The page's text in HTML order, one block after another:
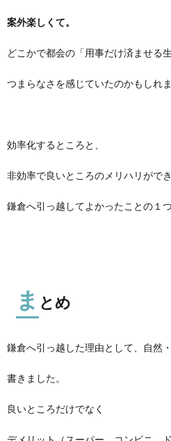
案外楽しくて。
どこかで都会の「用事だけ済ませる
つまらなさを感じていたのかもしれま
効率化するところと、
非効率で良いところのメリハリができ
鎌倉へ引っ越してよかったことの１つ
ま とめ
鎌倉へ引っ越した理由として、自然
書きました。
良いところだけでなく